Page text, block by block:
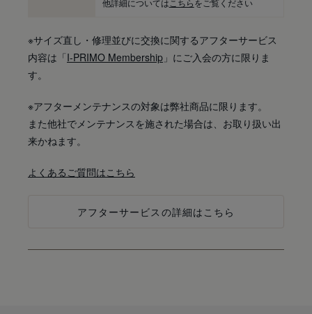
※サイズ直し・修理並びに交換に関するアフターサービス
内容は「I-PRIMO Membership 」にご入会の方に限りま
す。
※アフターメンテナンスの対象は弊社商品に限ります。
また他社でメンテナンスを施された場合は、お取り扱い出
来かねます。
よくあるご質問はこちら
アフターサービスの詳細はこちら